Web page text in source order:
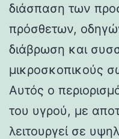
διάσπαση των
πρόσθετων,
διάβρωση και
μικροσκοπικούς
Αυτός ο
του υγρού, με
λειτουργεί σε